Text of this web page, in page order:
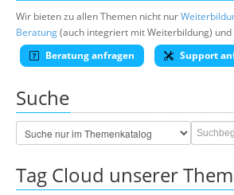
Wir bieten zu allen Themen nicht nur
Beratung(auch integriert mit Weiterbildung) und
Beratung anfragen
Support
Suche
Tag Cloud unserer